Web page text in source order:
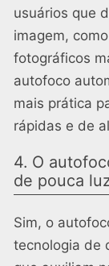
usuários que
imagem,
fotográficos
autofoco
mais prática
rápidas e de
4. O
de pouca
Sim, o
tecnologia de